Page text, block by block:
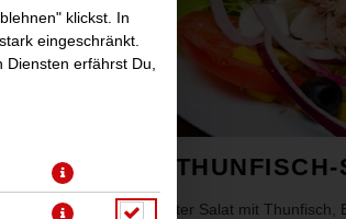
gemischter Salat mit Thunfisch,
klickst. In
eingeschränkt.
erfährst Du,